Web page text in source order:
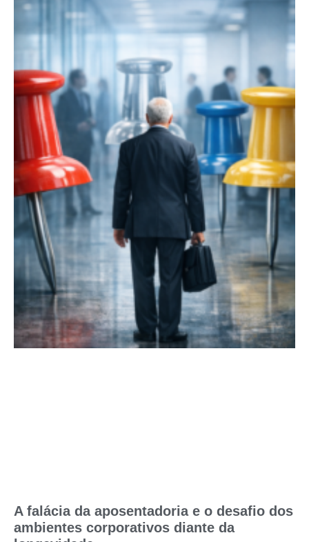
A falácia da aposentadoria e o desafio dos
ambientes corporativos diante da